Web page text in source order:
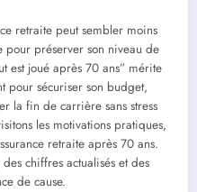
retraite peut sembler moins
pour préserver son niveau de
est joué après 70 ans” mérite
pour sécuriser son budget,
la fin de carrière sans stress
les motivations pratiques,
retraite après 70 ans.
chiffres actualisés et des
de cause.